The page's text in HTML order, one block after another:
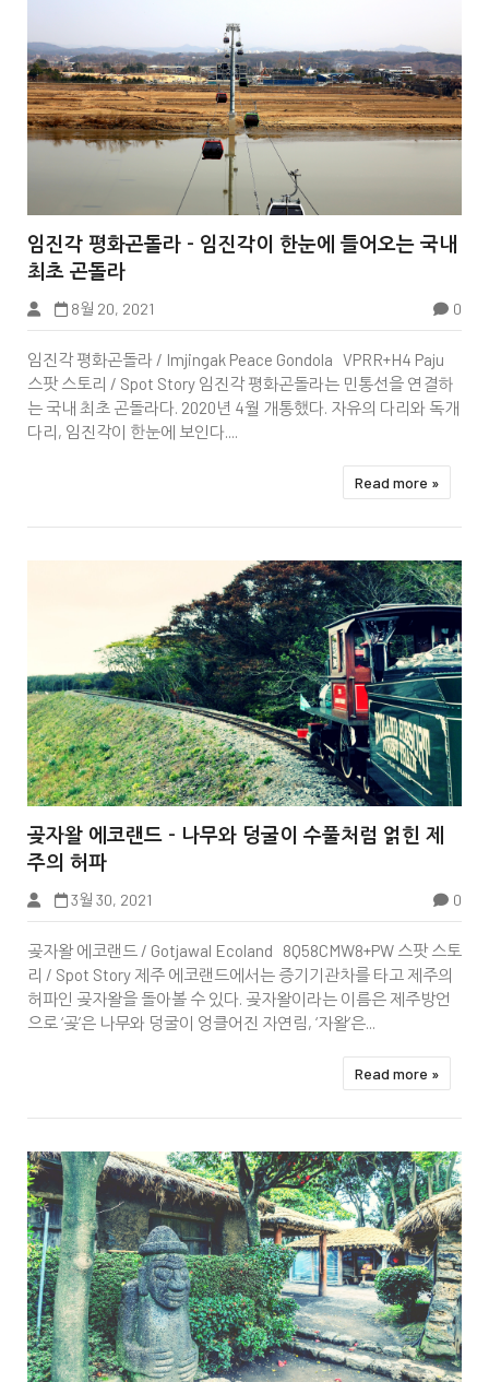


임진각 평화곤돌라 - 임진각이 한눈에 들어오는 국내
최초 곤돌라
8월 20, 2021 0
임진각 평화곤돌라 / Imjingak Peace Gondola VPRR+H4 Paju
스팟 스토리 / Spot Story 임진각 평화곤돌라는 민통선을 연결하
는 국내 최초 곤돌라다. 2020년 4월 개통했다. 자유의 다리와 독개
다리, 임진각이 한눈에 보인다....
Read more »


Tbook
곶자왈 에코랜드 - 나무와 덩굴이 수풀처럼 얽힌 제
주의 허파
3월 30, 2021 0
곶자왈 에코랜드 / Gotjawal Ecoland 8Q58CMW8+PW 스팟 스토
리 / Spot Story 제주 에코랜드에서는 증기기관차를 타고 제주의
허파인 곶자왈을 돌아볼 수 있다. 곶자왈이라는 이름은 제주방언
으로 ‘곶’은 나무와 덩굴이 엉클어진 자연림, ‘자왈’은...
Read more »
Tbook